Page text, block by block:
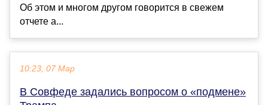
Об этом и многом другом говорится в свежем
отчете а...
10:23, 07 Мар
В Совфеде задались вопросом о «подмене»